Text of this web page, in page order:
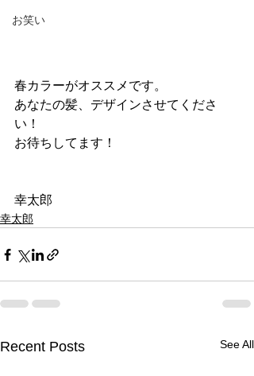
お笑い
春カラーがオススメです。
あなたの髪、デザインさせてくださ
い！
お待ちしてます！
幸太郎
幸太郎
Recent Posts See All